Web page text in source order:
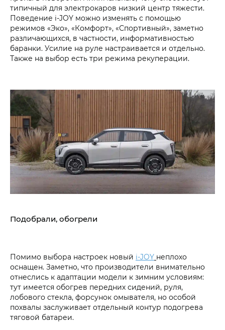
типичный для электрокаров низкий центр тяжести.
Поведение i‑JOY можно изменять с помощью
режимов «Эко», «Комфорт», «Спортивный», заметно
различающихся, в частности, информативностью
баранки. Усилие на руле настраивается и отдельно.
Также на выбор есть три режима рекуперации.
Подобрали, обогрели
Помимо выбора настроек новый i‑JOY неплохо
оснащен. Заметно, что производители внимательно
отнеслись к адаптации модели к зимним условиям:
тут имеется обогрев передних сидений, руля,
лобового стекла, форсунок омывателя, но особой
похвалы заслуживает отдельный контур подогрева
тяговой батареи.